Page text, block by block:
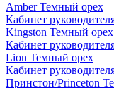
Amber Темный орех
Кабинет
Kingston Темный орех
Кабинет
Lion Темный орех
Кабинет
Принстон/Princeton